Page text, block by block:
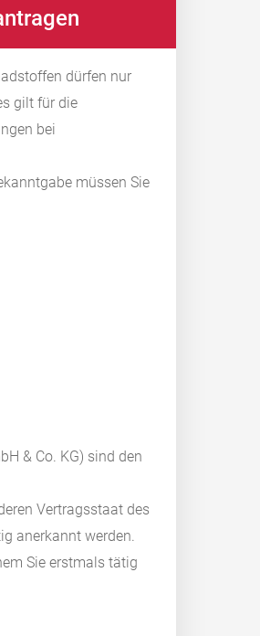
dürfen nur
gilt für die
bei
müssen Sie
& Co. KG) sind den
Vertragsstaat des
anerkannt werden.
Sie erstmals tätig